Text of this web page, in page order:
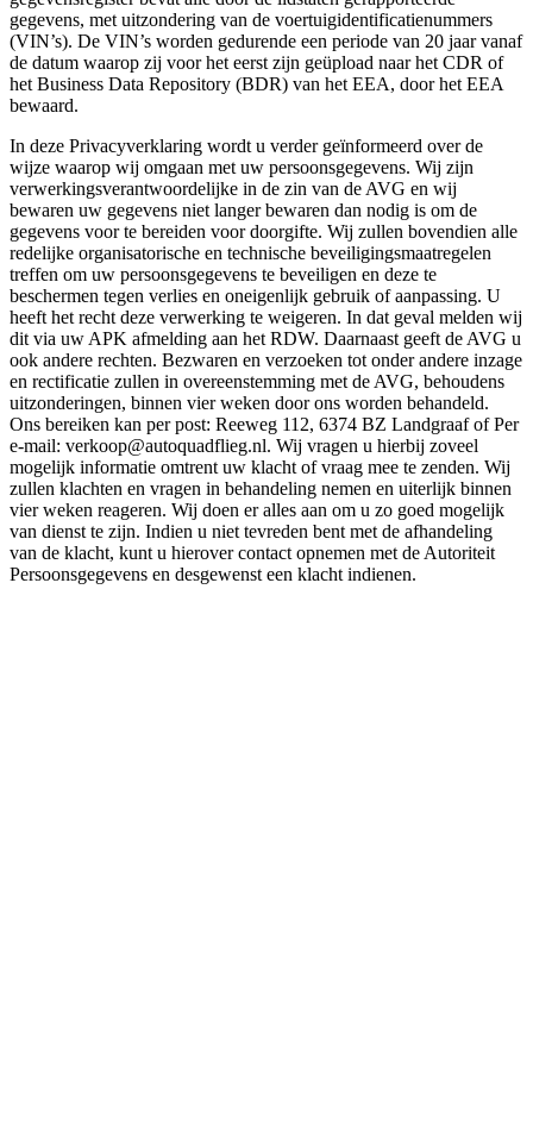
gegevens, met uitzondering van de voertuigidentificatienummers
(VIN’s). De VIN’s worden gedurende een periode van 20 jaar vanaf
de datum waarop zij voor het eerst zijn geüpload naar het CDR of
het Business Data Repository (BDR) van het EEA, door het EEA
bewaard.
In deze Privacyverklaring wordt u verder geïnformeerd over de
wijze waarop wij omgaan met uw persoonsgegevens. Wij zijn
verwerkingsverantwoordelijke in de zin van de AVG en wij
bewaren uw gegevens niet langer bewaren dan nodig is om de
gegevens voor te bereiden voor doorgifte. Wij zullen bovendien alle
redelijke organisatorische en technische beveiligingsmaatregelen
treffen om uw persoonsgegevens te beveiligen en deze te
beschermen tegen verlies en oneigenlijk gebruik of aanpassing. U
heeft het recht deze verwerking te weigeren. In dat geval melden wij
dit via uw APK afmelding aan het RDW. Daarnaast geeft de AVG u
ook andere rechten. Bezwaren en verzoeken tot onder andere inzage
en rectificatie zullen in overeenstemming met de AVG, behoudens
uitzonderingen, binnen vier weken door ons worden behandeld.
Ons bereiken kan per post: Reeweg 112, 6374 BZ Landgraaf of Per
e-mail: verkoop@autoquadflieg.nl. Wij vragen u hierbij zoveel
mogelijk informatie omtrent uw klacht of vraag mee te zenden. Wij
zullen klachten en vragen in behandeling nemen en uiterlijk binnen
vier weken reageren. Wij doen er alles aan om u zo goed mogelijk
van dienst te zijn. Indien u niet tevreden bent met de afhandeling
van de klacht, kunt u hierover contact opnemen met de Autoriteit
Persoonsgegevens en desgewenst een klacht indienen.